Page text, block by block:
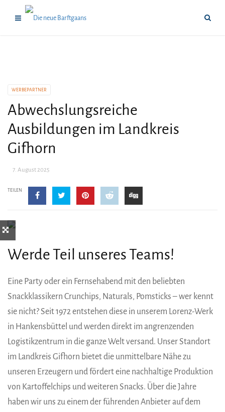
WERBEPARTNER
Abwechslungsreiche
Ausbildungen im Landkreis
Gifhorn
7. August 2025
TEILEN
Werde Teil unseres Teams!
Eine Party oder ein Fernsehabend mit den beliebten
Snackklassikern Crunchips, Naturals, Pomsticks – wer kennt
sie nicht? Seit 1972 entstehen diese in unserem Lorenz-Werk
in Hankensbüttel und werden direkt im angrenzenden
Logistikzentrum in die ganze Welt versand. Unser Standort
im Landkreis Gifhorn bietet die unmittelbare Nähe zu
unseren Erzeugern und fördert eine nachhaltige Produktion
von Kartoffelchips und weiteren Snacks. Über die Jahre
haben wir uns zu einem der führenden Anbieter auf dem